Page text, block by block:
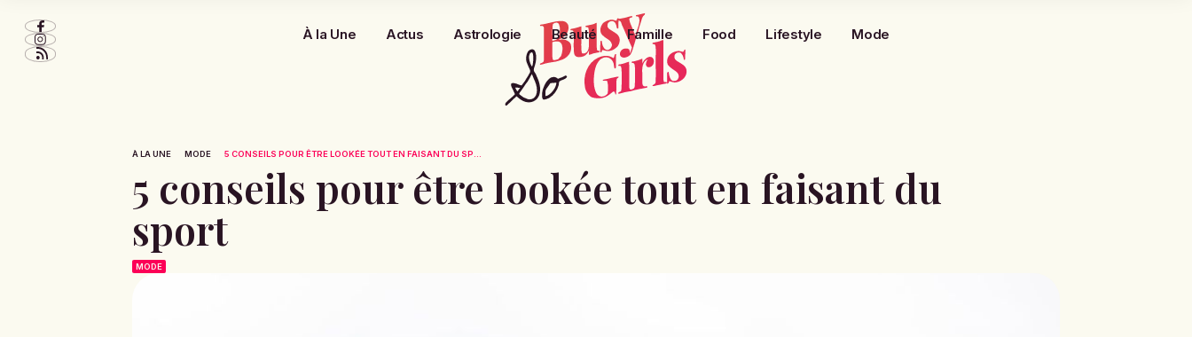
À la Une Actus Astrologie Beauté Famille Food Lifestyle Mode
À LA UNE MODE 5 CONSEILS POUR ÊTRE LOOKÉE TOUT EN FAISANT DU SP...
5 conseils pour être lookée tout en faisant du
sport
MODE